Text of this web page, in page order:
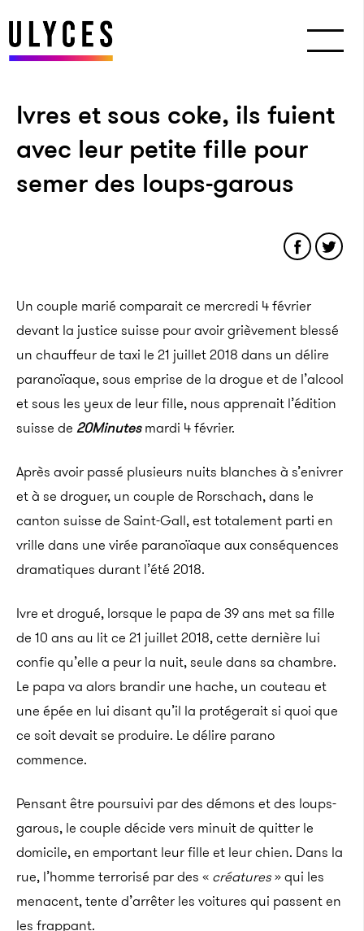
Ivres et sous coke, ils fuient
avec leur petite fille pour
semer des loups-garous
Un couple marié comparait ce mercredi 4 février
devant la justice suisse pour avoir grièvement blessé
un chauffeur de taxi le 21 juillet 2018 dans un délire
paranoïaque, sous emprise de la drogue et de l’alcool
et sous les yeux de leur fille, nous apprenait l’édition
suisse de 20Minutesmardi 4 février.
Après avoir passé plusieurs nuits blanches à s’enivrer
et à se droguer, un couple de Rorschach, dans le
canton suisse de Saint-Gall, est totalement parti en
vrille dans une virée paranoïaque aux conséquences
dramatiques durant l’été 2018.
Ivre et drogué, lorsque le papa de 39 ans met sa fille
de 10 ans au lit ce 21 juillet 2018, cette dernière lui
confie qu’elle a peur la nuit, seule dans sa chambre.
Le papa va alors brandir une hache, un couteau et
une épée en lui disant qu’il la protégerait si quoi que
ce soit devait se produire. Le délire parano
commence.
Pensant être poursuivi par des démons et des loups-
garous, le couple décide vers minuit de quitter le
domicile, en emportant leur fille et leur chien. Dans la
rue, l’homme terrorisé par des « créatures» qui les
menacent, tente d’arrêter les voitures qui passent en
les frappant.